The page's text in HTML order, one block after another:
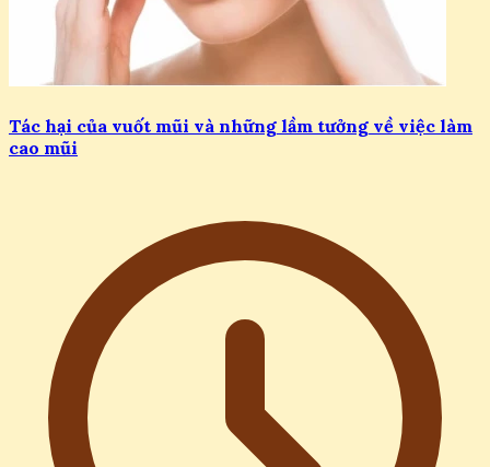
Tác hại của vuốt mũi và những lầm tưởng về việc làm
cao mũi